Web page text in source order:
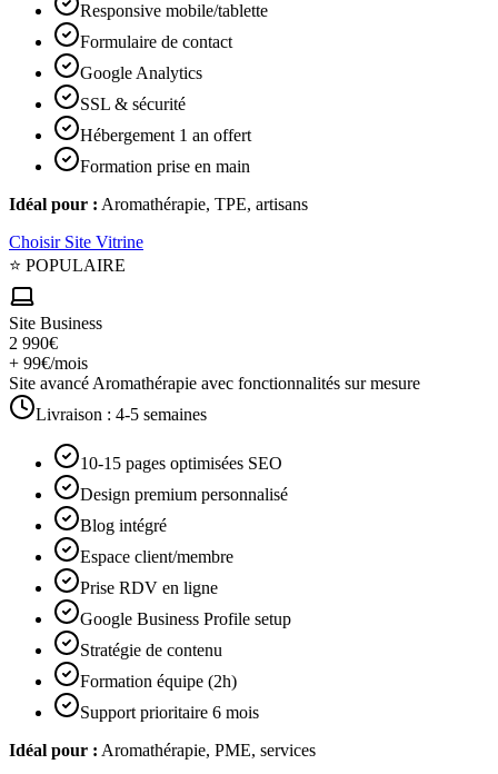
Responsive mobile/tablette
Formulaire de contact
Google Analytics
SSL & sécurité
Hébergement 1 an offert
Formation prise en main
Idéal pour : Aromathérapie, TPE, artisans
Choisir Site Vitrine
⭐ POPULAIRE
Site Business
2 990€
+ 99€/mois
Site avancé Aromathérapie avec fonctionnalités sur mesure
Livraison : 4-5 semaines
10-15 pages optimisées SEO
Design premium personnalisé
Blog intégré
Espace client/membre
Prise RDV en ligne
Google Business Profile setup
Stratégie de contenu
Formation équipe (2h)
Support prioritaire 6 mois
Idéal pour : Aromathérapie, PME, services